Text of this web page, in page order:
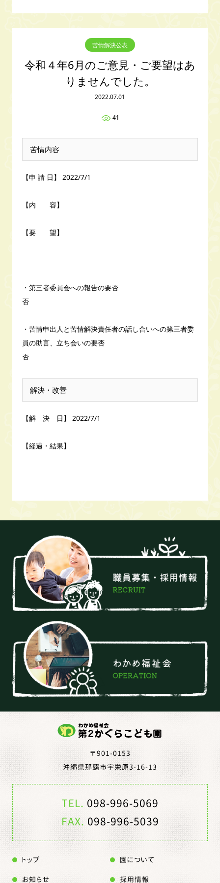
苦情解決公表
令和４年6月のご意見・ご要望はあ
りませんでした。
2022.07.01
41
苦情内容
【申 請 日】 2022/7/1
【内 容】
【要 望】
・第三者委員会への報告の要否
否
・苦情申出人と苦情解決責任者の話し合いへの第三者委
員の助言、立ち会いの要否
否
解決・改善
【解 決 日】 2022/7/1
【経過・結果】
〒901-0153
沖縄県那覇市宇栄原3-16-13
TEL.098-996-5069
FAX.098-996-5039
トップ 園について
お知らせ 採用情報